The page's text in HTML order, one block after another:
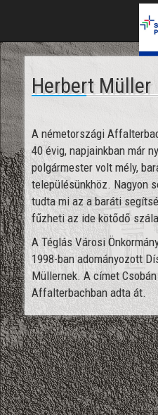
Herbert Müller
A németországi
40 évig, napjainkban már
polgármester volt mély,
településünkhöz. Nagyon
tudta mi az a baráti
fűzheti az ide kötődő
A Téglás Városi
1998-ban adományozott
Müllernek. A címet
Affalterbachban adta át.